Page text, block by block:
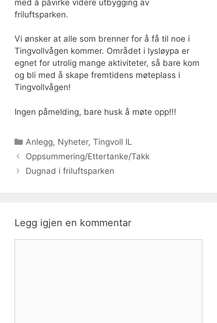
med å påvirke videre utbygging av
friluftsparken.
Vi ønsker at alle som brenner for å få til noe i
Tingvollvågen kommer. Området i lysløypa er
egnet for utrolig mange aktiviteter, så bare kom
og bli med å skape fremtidens møteplass i
Tingvollvågen!
Ingen påmelding, bare husk å møte opp!!!
Kategorier
Anlegg, Nyheter,Tingvoll IL
Oppsummering/Ettertanke/Takk
Dugnad i friluftsparken
Legg igjen en kommentar